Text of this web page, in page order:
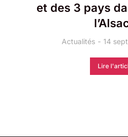
et des 3 pays
Actualités 14
Lire